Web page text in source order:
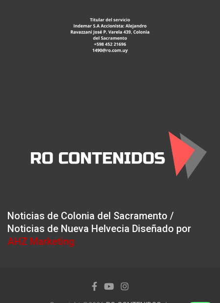
Noticias de Colonia del Sacramento /
Noticias de Nueva Helvecia Diseñado por
AHZ Marketing